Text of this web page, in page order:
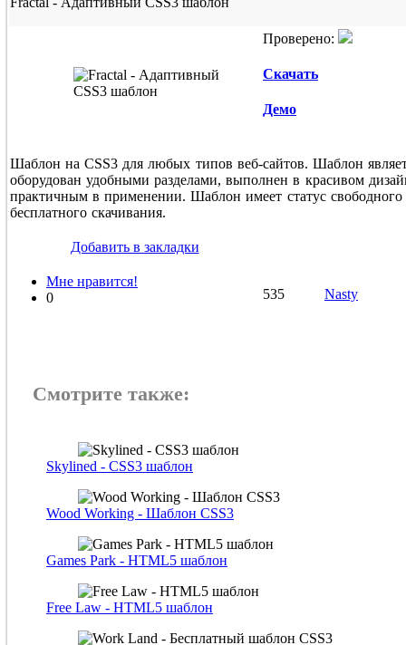
Проверено:
Скачать
Демо
Шаблон на CSS3 для любых типов веб-сайтов. Шаблон
оборудован удобными разделами, выполнен в красивом
практичным в применении. Шаблон имеет статус свободного
бесплатного скачивания.
Добавить в закладки
Мне нравится!
0
535 Nasty
Смотрите также:
Skylined - CSS3 шаблон
Wood Working - Шаблон CSS3
Games Park - HTML5 шаблон
Free Law - HTML5 шаблон